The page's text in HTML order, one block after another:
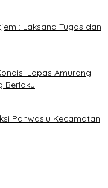
: Laksana Tugas dan
Lapas Amurang
Berlaku
Panwaslu Kecamatan